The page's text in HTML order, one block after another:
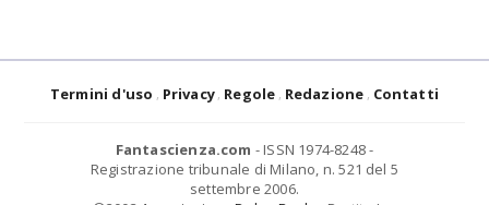
Termini d'uso Privacy Regole Redazione Contatti
Fantascienza.com - ISSN 1974-8248 -
Registrazione tribunale di Milano, n. 521 del 5
settembre 2006.